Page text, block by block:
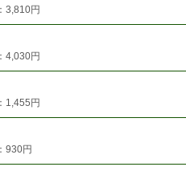
3,810円
4,030円
1,455円
930円